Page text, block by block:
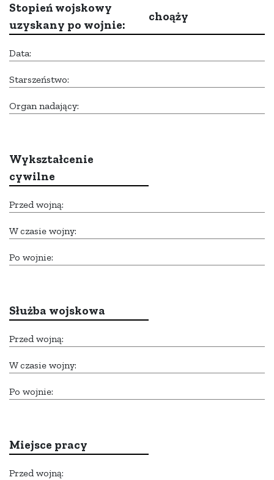
Stopień wojskowy
uzyskany po wojnie:
choąży
Data:
Starszeństwo:
Organ nadający:
Wykształcenie
cywilne
Przed wojną:
W czasie wojny:
Po wojnie:
Służba wojskowa
Przed wojną:
W czasie wojny:
Po wojnie:
Miejsce pracy
Przed wojną: